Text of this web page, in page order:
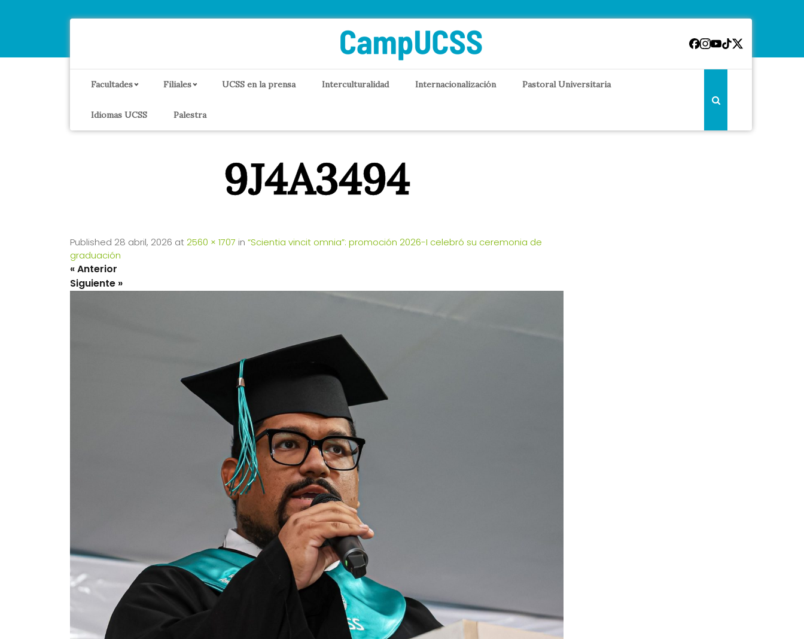
Facultades Filiales UCSS en la prensa Interculturalidad Internacionalización Pastoral Universitaria
Idiomas UCSS Palestra
9J4A3494
Published 28 abril, 2026 at2560 × 1707 in “Scientia vincit omnia”: promoción 2026-I celebró su ceremonia de
graduación